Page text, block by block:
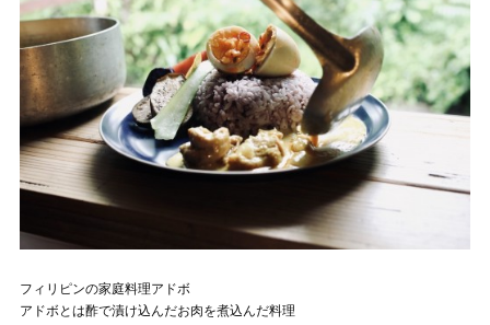
フィリピンの家庭料理アドボ
アドボとは酢で漬け込んだお肉を煮込んだ料理